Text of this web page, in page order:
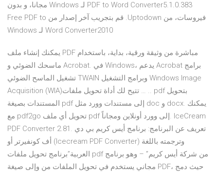
PDF to Word Converter5.1.0.383 لـ Windows مجانا، و بدون
فيروسات، من Uptodown. قم بتجريب آخر إصدار من Free PDF to
Word Converter2010 لـ Windows
يمكنك إنشاء ملف PDF مباشرة من وثيقة ورقية، بداية، باستخدام
ماسحك الضوئي و Acrobat. في Windows، يدعم Acrobat برامج
تشغيل الماسح الضوئي TWAIN وبرامج التشغيل Windows Image
Acquisition (WIA)‎‏.. … تتيح لك أداة تحويل ملفات pdf بتحويل
المستندات بصيغة pdf إلى مستندات وورد مثل doc و docx. يمكنك
مع pdf2go تحويل أي ملف pdf إلى وورد أونلاين ومجاناً. IceCream
PDF Converter 2.81. تعريف عن البرنامج: برنامج أيس كريم بي دي
أف كونفيرتر أو (Icecream PDF Converter) وترجمته باللغة
العربية”برنامج تحويل ملفات pdf من شركة أيس كريم” – وهو برنامج
مجاني يستخدم في تحويل الملفات من وإلى صيغة PDF، حيث دمج